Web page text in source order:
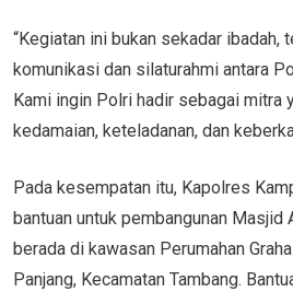
“Kegiatan ini bukan sekadar ibadah,
komunikasi dan silaturahmi antara
Kami ingin Polri hadir sebagai mitra
kedamaian, keteladanan, dan
Pada kesempatan itu, Kapolres
bantuan untuk pembangunan Masjid
berada di kawasan Perumahan
Panjang, Kecamatan Tambang.